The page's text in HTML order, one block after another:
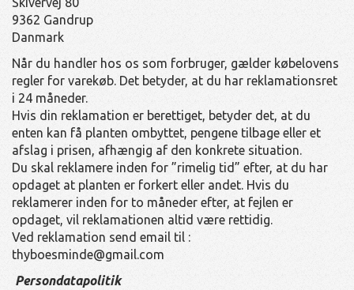
9362 Gandrup
Danmark
Når du handler hos os som forbruger, gælder købelovens
regler for varekøb. Det betyder, at du har reklamationsret
i 24 måneder.
Hvis din reklamation er berettiget, betyder det, at du
enten kan få planten ombyttet, pengene tilbage eller et
afslag i prisen, afhængig af den konkrete situation.
Du skal reklamere inden for ”rimelig tid” efter, at du har
opdaget at planten er forkert eller andet. Hvis du
reklamerer inden for to måneder efter, at fejlen er
opdaget, vil reklamationen altid være rettidig.
Ved reklamation send email til :
thyboesminde@gmail.com
Persondatapolitik